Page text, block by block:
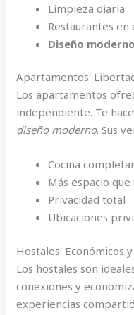
Limpieza diaria
Restaurantes en
Diseño moderno
Apartamentos:
Los apartamentos
independiente. Te
diseño moderno. Sus
Cocina
Más espacio
Privacidad total
Ubicaciones
Hostales: Económicos
Los hostales son
conexiones y
experiencias